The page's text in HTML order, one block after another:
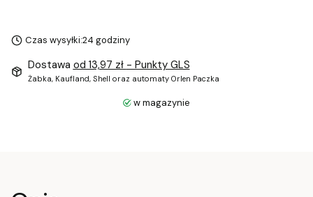
Czas wysyłki:24 godziny
Dostawa od 13,97 zł - Punkty GLS
Żabka, Kaufland, Shell oraz automaty Orlen Paczka
w magazynie